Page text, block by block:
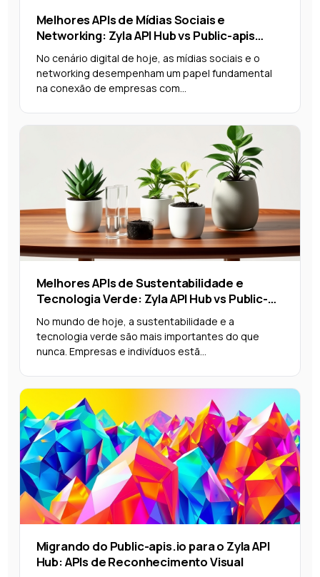
Melhores APIs de Mídias Sociais e
Networking: Zyla API Hub vs Public-apis
2025
No cenário digital de hoje, as mídias sociais e o
networking desempenham um papel fundamental
na conexão de empresas com...
Melhores APIs de Sustentabilidade e
Tecnologia Verde: Zyla API Hub vs Public-
apis 2025
No mundo de hoje, a sustentabilidade e a
tecnologia verde são mais importantes do que
nunca. Empresas e indivíduos estã...
Migrando do Public-apis.io para o Zyla API
Hub: APIs de Reconhecimento Visual